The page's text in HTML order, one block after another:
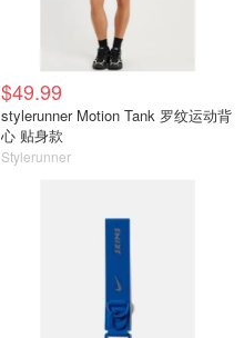
$49.99
stylerunner Motion Tank 罗纹运动背
心 贴身款
Stylerunner